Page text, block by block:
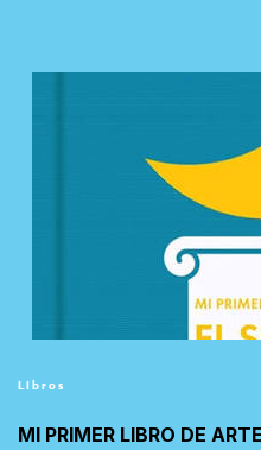
Libros
MI PRIMER LIBRO DE